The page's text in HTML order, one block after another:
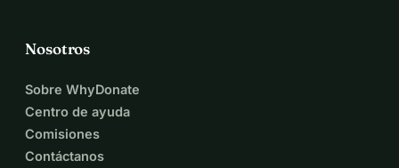
Nosotros
Sobre WhyDonate
Centro de ayuda
Comisiones
Contáctanos